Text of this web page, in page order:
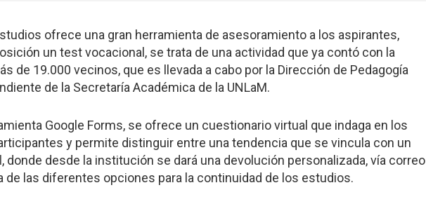
ofrece una gran herramienta de asesoramiento a los aspirantes,
un test vocacional, se trata de una actividad que ya contó con la
de 19.000 vecinos, que es llevada a cabo por la Dirección de Pedagogía
de la Secretaría Académica de la UNLaM.
Google Forms, se ofrece un cuestionario virtual que indaga en los
y permite distinguir entre una tendencia que se vincula con un
donde desde la institución se dará una devolución personalizada, vía correo
de las diferentes opciones para la continuidad de los estudios.